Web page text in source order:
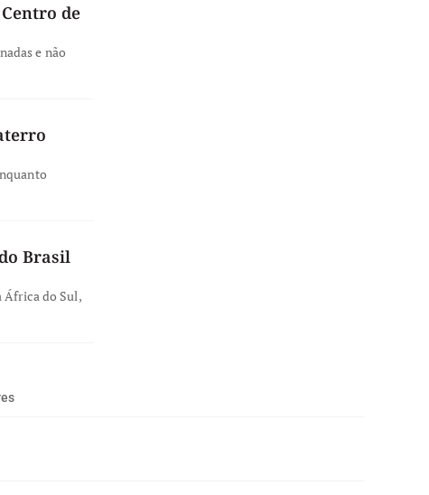
de
e não
Brasil
África do Sul,